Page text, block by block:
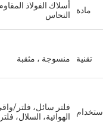
مادة
النحاس
تقنية منسوجة ، مثقبة
فلتر سائل، فلتر/
الهوائية، السلال، فلتر